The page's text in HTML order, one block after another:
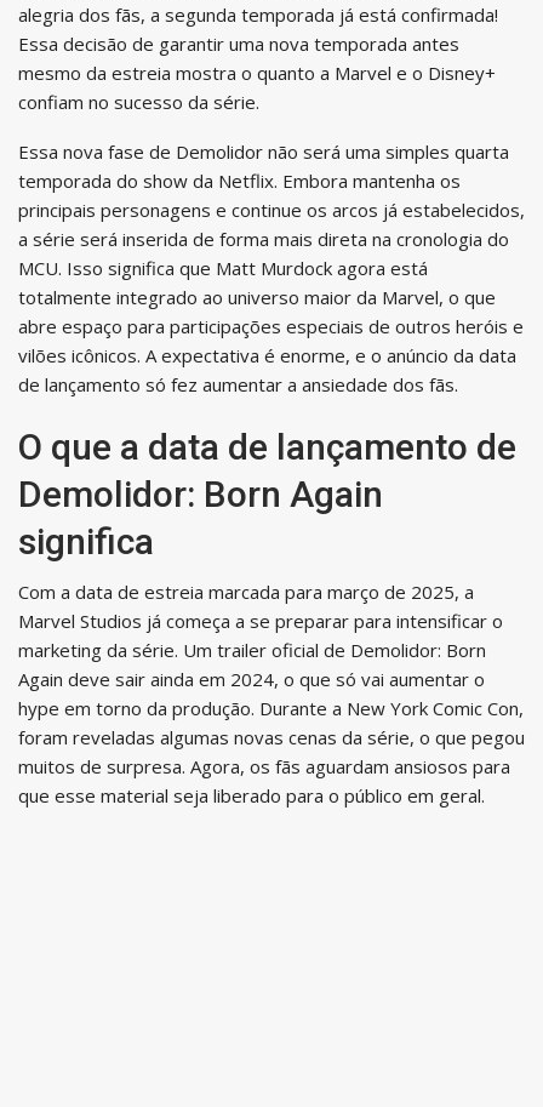
alegria dos fãs, a segunda temporada já está confirmada!
Essa decisão de garantir uma nova temporada antes
mesmo da estreia mostra o quanto a Marvel e o Disney+
confiam no sucesso da série.
Essa nova fase de Demolidor não será uma simples quarta
temporada do show da Netflix. Embora mantenha os
principais personagens e continue os arcos já estabelecidos,
a série será inserida de forma mais direta na cronologia do
MCU. Isso significa que Matt Murdock agora está
totalmente integrado ao universo maior da Marvel, o que
abre espaço para participações especiais de outros heróis e
vilões icônicos. A expectativa é enorme, e o anúncio da data
de lançamento só fez aumentar a ansiedade dos fãs.
O que a data de lançamento de
Demolidor: Born Again
significa
Com a data de estreia marcada para março de 2025, a
Marvel Studios já começa a se preparar para intensificar o
marketing da série. Um trailer oficial de Demolidor: Born
Again deve sair ainda em 2024, o que só vai aumentar o
hype em torno da produção. Durante a New York Comic Con,
foram reveladas algumas novas cenas da série, o que pegou
muitos de surpresa. Agora, os fãs aguardam ansiosos para
que esse material seja liberado para o público em geral.